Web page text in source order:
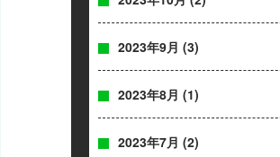
2023年9月 (3)
2023年8月 (1)
2023年7月 (2)